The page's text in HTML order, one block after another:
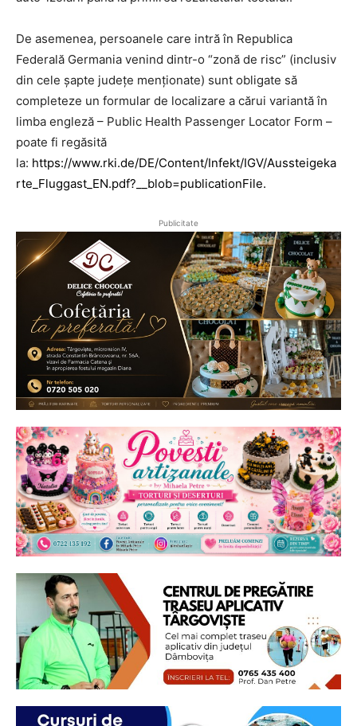
De asemenea, persoanele care intră în Republica
Federală Germania venind dintr-o “zonă de risc” (inclusiv
din cele șapte județe menționate) sunt obligate să
completeze un formular de localizare a cărui variantă în
limba engleză – Public Health Passenger Locator Form –
poate fi regăsită
la: https://www.rki.de/DE/Content/Infekt/IGV/Aussteigeka
rte_Fluggast_EN.pdf?__blob=publicationFile.
Publicitate